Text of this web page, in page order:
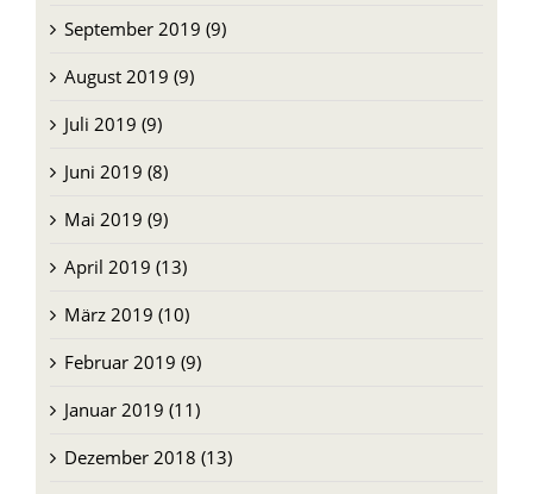
Oktober 2019 (9)
September 2019 (9)
August 2019 (9)
Juli 2019 (9)
Juni 2019 (8)
Mai 2019 (9)
April 2019 (13)
März 2019 (10)
Februar 2019 (9)
Januar 2019 (11)